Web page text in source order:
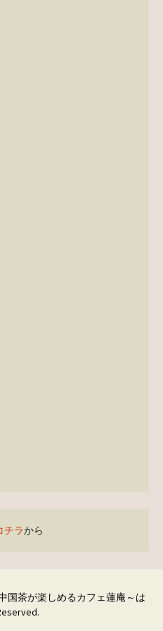
チラから
国茶が楽しめるカフェ蓮庵～は